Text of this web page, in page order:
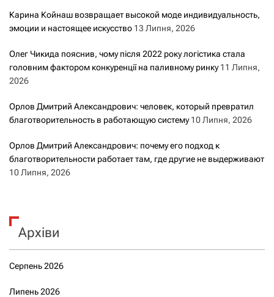
Карина Койнаш возвращает высокой моде индивидуальность,
эмоции и настоящее искусство 13 Липня, 2026
Олег Чикида пояснив, чому після 2022 року логістика стала
головним фактором конкуренції на паливному ринку 11 Липня,
2026
Орлов Дмитрий Александрович: человек, который превратил
благотворительность в работающую систему 10 Липня, 2026
Орлов Дмитрий Александрович: почему его подход к
благотворительности работает там, где другие не выдерживают
10 Липня, 2026
Архіви
Серпень 2026
Липень 2026